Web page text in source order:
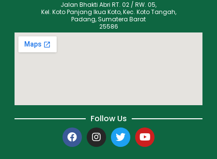
Jalan Bhakti Abri RT. 02 / RW. 05,
Kel. Koto Panjang Ikua Koto, Kec. Koto Tangah,
Padang, Sumatera Barat
25586
Follow Us